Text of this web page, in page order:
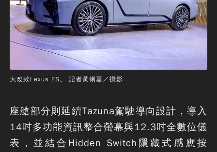
大改款Lexus ES。 記者黃俐嘉／攝影
座艙部分則延續Tazuna駕駛導向設計，導入
14吋多功能資訊整合螢幕與12.3吋全數位儀
表，並結合Hidden Switch隱藏式感應按